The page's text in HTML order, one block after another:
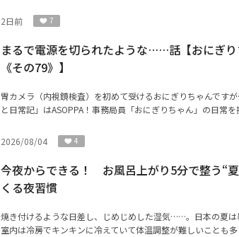
2日前 7
まるで電源を切られたような……話【おにぎ
《その79》】
胃カメラ（内視鏡検査）を初めて受けるおにぎりちゃんで
と日常記」はASOPPA！事務局員「おにぎりちゃん」の日常を
2026/08/04 4
今夜からできる！ お風呂上がり5分で整う“
くる夜習慣
焼き付けるような日差し、じめじめした湿気……。日本の夏は
室内は冷房でキンキンに冷えていて体温調整が難しいことも